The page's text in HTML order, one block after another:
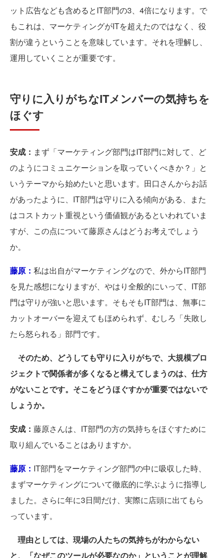
ット広告なども含めるとIT部門の3、4倍になります。で
もこれは、マーケティングがITを超えたのではなく、役
割が違うということを意味しています。それを理解し、
運用していくことが重要です。
守りに入りがちなITメンバーの気持ちを
ほぐす
安成： まず「マーケティング部門はIT部門に対して、ど
のようにコミュニケーションを取っていくべきか？」と
いうテーマから始めたいと思います。田口さんからお話
があったように、IT部門は守りに入る傾向がある、また
はコストカット重視という価値観があるといわれていま
すが、この点について藤原さんはどうお考えでしょう
か。
藤原： 私は出自がマーケティングなので、外からIT部門
を見た感想になりますが、やはり全般的にいって、IT部
門は守りが強いと思います。そもそもIT部門は、無事に
カットオーバーを迎えてもほめられず、むしろ「失敗し
たら怒られる」部門です。
そのため、どうしても守りに入りがちで、大規模プロ
ジェクトで関係者が多くなると構えてしまうのは、仕方
がないことです。そこをどうほぐすかが重要ではないで
しょうか。
安成： 藤原さんは、IT部門の方の気持ちをほぐすために
取り組んでいることはありますか。
藤原： IT部門をマーケティング部門の中に吸収した時、
まずマーケティングについて徹底的に学ぶように指導し
ました。さらに年に3日間だけ、実際に店頭に出てもら
っています。
理由としては、現場の人たちの気持ちがわからない
と、「なぜこのツールが必要なのか」ということが理解